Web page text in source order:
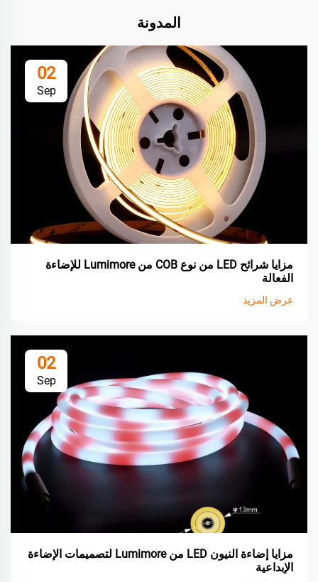
المدونة
02
Sep
مزايا شرائح LED من نوع COB من Lumimore للإضاءة
الفعالة
عرض المزيد
02
Sep
مزايا إضاءة النيون LED من Lumimore لتصميمات الإضاءة
الإبداعية